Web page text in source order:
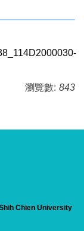
瀏覽數: 843
Chien University